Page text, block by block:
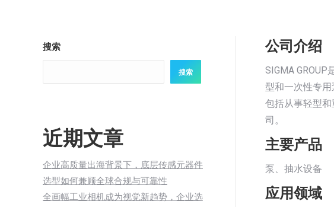
公司介绍
SIGMA
型和一次性专
包括从事轻型
司。
主要产品
泵、抽水设备
应用领域
搜索
搜索
近期文章
企业高质量出海背景下，底层传感元器件
选型如何兼顾全球合规与可靠性
全画幅工业相机成为视觉新趋势，企业选